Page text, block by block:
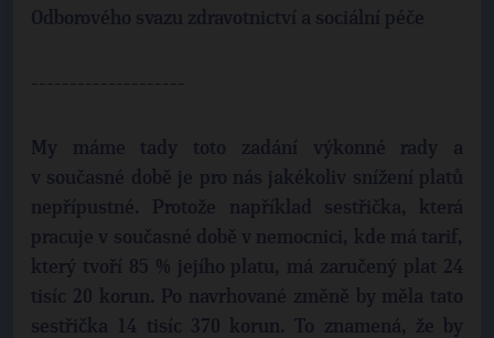
Odborového svazu zdravotnictví a sociální péče
--------------------
My máme tady toto zadání výkonné rady a
v současné době je pro nás jakékoliv snížení platů
nepřípustné. Protože například sestřička, která
pracuje v současné době v nemocnici, kde má tarif,
který tvoří 85 % jejího platu, má zaručený plat 24
tisíc 20 korun. Po navrhované změně by měla tato
sestřička 14 tisíc 370 korun. To znamená, že by